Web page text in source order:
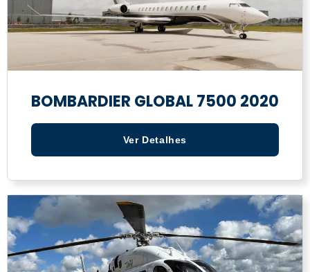
BOMBARDIER GLOBAL 7500 2020
Ver Detalhes